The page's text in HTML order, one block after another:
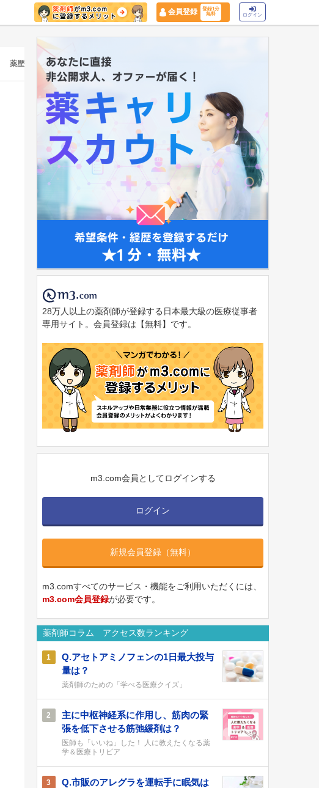
会員登録
登録1分
無料
ログイン
薬歴 マイナ保険証
28万人以上の薬剤師が登録する日本最大級の医療従事者
専用サイト。会員登録は【無料】です。
m3.com会員としてログインする
ログイン
新規会員登録（無料）
m3.comすべてのサービス・機能をご利用いただくには、
m3.com会員登録が必要です。
薬剤師コラム アクセス数ランキング
1
Q.アセトアミノフェンの1日最大投与
量は？
薬剤師のための「学べる医療クイズ」
2
主に中枢神経系に作用し、筋肉の緊
張を低下させる筋弛緩剤は？
医師も「いいね」した！ 人に教えたくなる薬
学＆医療トリビア
3
Q.市販のアレグラを運転手に眠気は